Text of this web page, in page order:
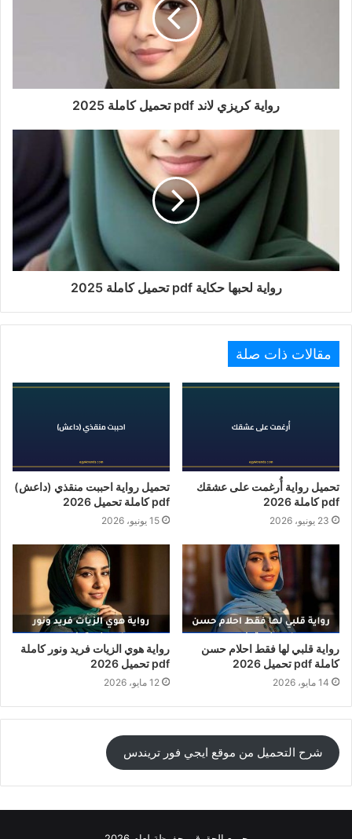
رواية كريزي لاند pdf تحميل كاملة 2025
رواية لحبها حكاية pdf تحميل كاملة 2025
مقالات ذات صلة
تحميل رواية أُرغمت على عشقك
pdf كاملة 2026
23 يونيو، 2026
تحميل رواية احببت منقذي (داعش)
pdf كاملة تحميل 2026
15 يونيو، 2026
رواية قلبي لها فقط احلام حسن
كاملة pdf تحميل 2026
14 مايو، 2026
رواية هوي الزيات فريد ونور كاملة
pdf تحميل 2026
12 مايو، 2026
شرح التحميل من موقع ايجي فور تريندس